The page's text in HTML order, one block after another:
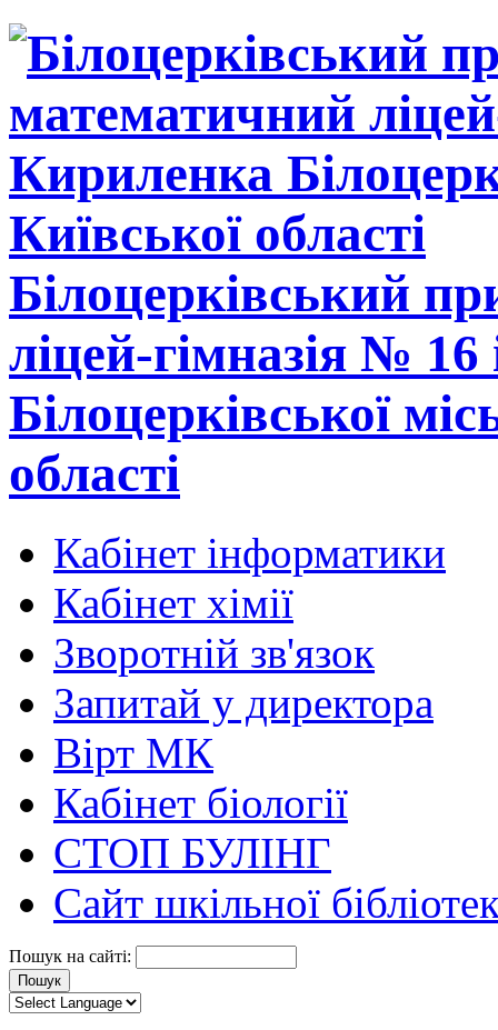
Білоцерківський
ліцей-гімназія №
Білоцерківської
області
Кабінет інформатики
Кабінет хімії
Зворотній зв'язок
Запитай у директора
Вірт МК
Кабінет біології
СТОП БУЛІНГ
Сайт шкільної
Пошук на сайті: